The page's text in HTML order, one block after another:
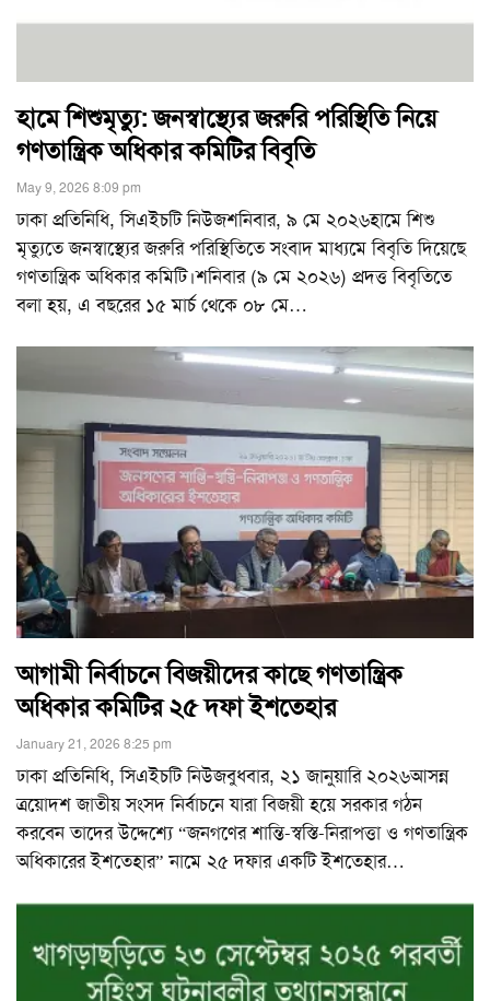
হামে শিশুমৃত্যু: জনস্বাস্থ্যের জরুরি পরিস্থিতি নিয়ে
গণতান্ত্রিক অধিকার কমিটির বিবৃতি
May 9, 2026 8:09 pm
ঢাকা প্রতিনিধি, সিএইচটি নিউজশনিবার, ৯ মে ২০২৬হামে শিশু
মৃত্যুতে জনস্বাস্থ্যের জরুরি পরিস্থিতিতে সংবাদ মাধ্যমে বিবৃতি দিয়েছে
গণতান্ত্রিক অধিকার কমিটি।শনিবার (৯ মে ২০২৬) প্রদত্ত বিবৃতিতে
বলা হয়, এ বছরের ১৫ মার্চ থেকে ০৮ মে…
আগামী নির্বাচনে বিজয়ীদের কাছে গণতান্ত্রিক
অধিকার কমিটির ২৫ দফা ইশতেহার
January 21, 2026 8:25 pm
ঢাকা প্রতিনিধি, সিএইচটি নিউজবুধবার, ২১ জানুয়ারি ২০২৬আসন্ন
ত্রয়োদশ জাতীয় সংসদ নির্বাচনে যারা বিজয়ী হয়ে সরকার গঠন
করবেন তাদের উদ্দেশ্যে “জনগণের শান্তি-স্বস্তি-নিরাপত্তা ও গণতান্ত্রিক
অধিকারের ইশতেহার” নামে ২৫ দফার একটি ইশতেহার…